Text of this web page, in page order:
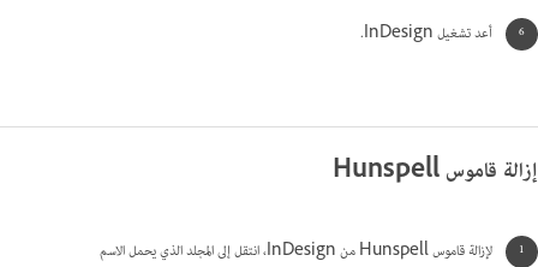
أعد تشغيل InDesign.
إزالة قاموس Hunspell
لإزالة قاموس Hunspell من InDesign، انتقل إلى المجلد الذي يحمل الاسم